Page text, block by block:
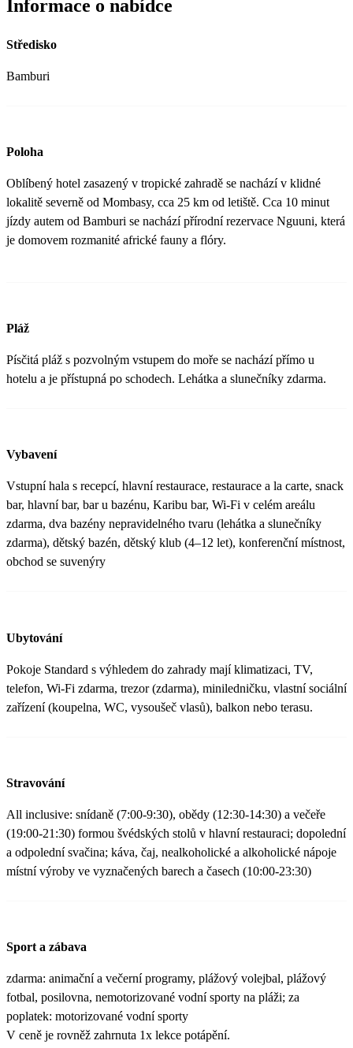
Informace o nabídce
Středisko
Bamburi
Poloha
Oblíbený hotel zasazený v tropické zahradě se nachází v klidné
lokalitě severně od Mombasy, cca 25 km od letiště. Cca 10 minut
jízdy autem od Bamburi se nachází přírodní rezervace Nguuni, která
je domovem rozmanité africké fauny a flóry.
Pláž
Písčitá pláž s pozvolným vstupem do moře se nachází přímo u
hotelu a je přístupná po schodech. Lehátka a slunečníky zdarma.
Vybavení
Vstupní hala s recepcí, hlavní restaurace, restaurace a la carte, snack
bar, hlavní bar, bar u bazénu, Karibu bar, Wi-Fi v celém areálu
zdarma, dva bazény nepravidelného tvaru (lehátka a slunečníky
zdarma), dětský bazén, dětský klub (4–12 let), konferenční místnost,
obchod se suvenýry
Ubytování
Pokoje Standard s výhledem do zahrady mají klimatizaci, TV,
telefon, Wi-Fi zdarma, trezor (zdarma), miniledničku, vlastní sociální
zařízení (koupelna, WC, vysoušeč vlasů), balkon nebo terasu.
Stravování
All inclusive: snídaně (7:00-9:30), obědy (12:30-14:30) a večeře
(19:00-21:30) formou švédských stolů v hlavní restauraci; dopolední
a odpolední svačina; káva, čaj, nealkoholické a alkoholické nápoje
místní výroby ve vyznačených barech a časech (10:00-23:30)
Sport a zábava
zdarma: animační a večerní programy, plážový volejbal, plážový
fotbal, posilovna, nemotorizované vodní sporty na pláži; za
poplatek: motorizované vodní sporty
V ceně je rovněž zahrnuta 1x lekce potápění.